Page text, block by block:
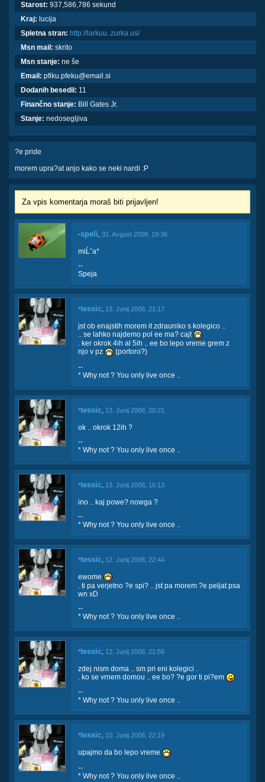
Starost: 937,586,786 sekund
Kraj: lucija
Spletna stran: http://larkuu..zurka.us/
Msn mail: skrito
Msn stanje: ne še
Email: pfiku.pfeku@email.si
Dodanih besedil: 11
Finančno stanje: Bill Gates Jr.
Stanje: nedosegljiva
?e pride
morem upra?at anjo kako se neki nardi :P
Za vpis komentarja moraš biti prijavljen!
-speli 31. Avgust 2008, 19:36
miĹˇa*
--
Speja
*tessic 13. Junij 2008, 21:17
jst ob enajstih morem it zdrauniko s kolegico ..
.. se lahko najdemo pol ee ma? cajt
. ker okrok 4ih al 5ih .. ee bo lepo vreme grem z
njo v pz
(portoro?)
--
* Why not ? You only live once ..
*tessic 13. Junij 2008, 20:21
ok .. okrok 12ih ?
--
* Why not ? You only live once ..
*tessic 13. Junij 2008, 16:13
ino .. kaj powe? nowga ?
--
* Why not ? You only live once ..
*tessic 12. Junij 2008, 22:44
ewome
. ti pa verjetno ?e spi? .. jst pa morem ?e peljat psa
wn xD
--
* Why not ? You only live once ..
*tessic 12. Junij 2008, 21:58
zdej nism doma .. sm pri eni kolegici .
. ko se vrnem domou .. ee bo? ?e gor ti pi?em
--
* Why not ? You only live once ..
*tessic 10. Junij 2008, 22:19
upajmo da bo lepo vreme
--
* Why not ? You only live once ..